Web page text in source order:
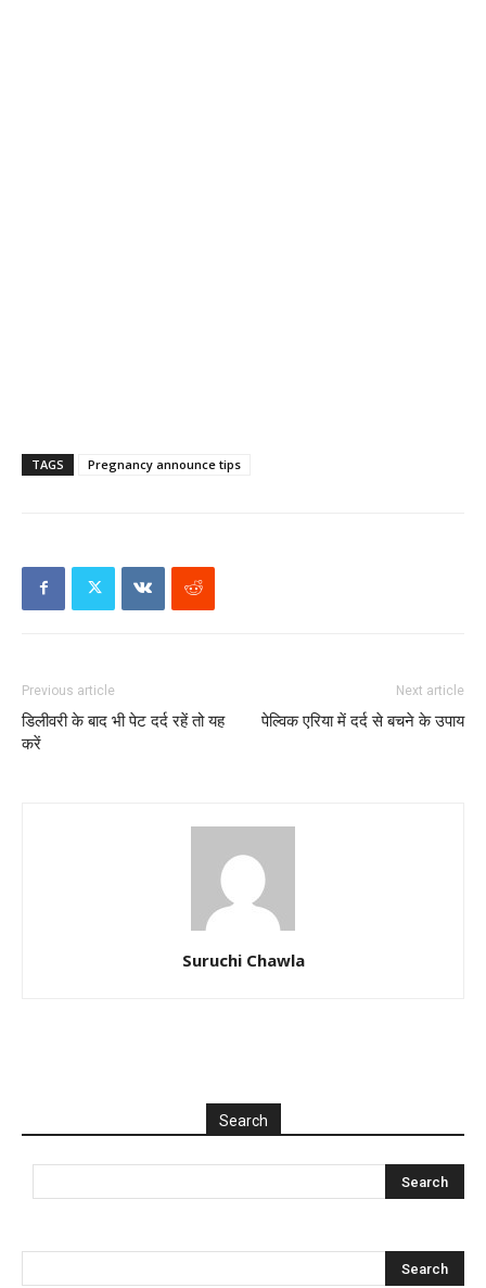
TAGS Pregnancy announce tips
Previous article
डिलीवरी के बाद भी पेट दर्द रहें तो यह
करें
Next article
पेल्विक एरिया में दर्द से बचने के उपाय
Suruchi Chawla
Search